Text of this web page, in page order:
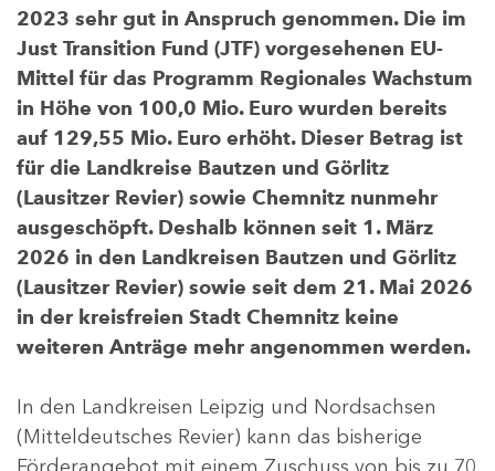
2023 sehr gut in Anspruch genommen. Die im
Just Transition Fund (JTF) vorgesehenen EU-
Mittel für das Programm Regionales Wachstum
in Höhe von 100,0 Mio. Euro wurden bereits
auf 129,55 Mio. Euro erhöht. Dieser Betrag ist
für die Landkreise Bautzen und Görlitz
(Lausitzer Revier) sowie Chemnitz nunmehr
ausgeschöpft. Deshalb können seit 1. März
2026 in den Landkreisen Bautzen und Görlitz
(Lausitzer Revier) sowie seit dem 21. Mai 2026
in der kreisfreien Stadt Chemnitz keine
weiteren Anträge mehr angenommen werden.
In den Landkreisen Leipzig und Nordsachsen
(Mitteldeutsches Revier) kann das bisherige